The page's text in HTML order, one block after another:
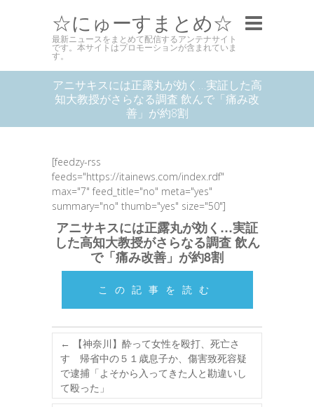
☆にゅーすまとめ☆
最新ニュースをまとめて配信するアンテナサイト
です。本サイトはプロモーションが含まれていま
す。
アニサキスには正露丸が効く…実証した高
知大教授がさらなる調査 飲んで「痛み改
善」が約8割
[feedzy-rss
feeds="https://itainews.com/index.rdf"
max="7" feed_title="no" meta="yes"
summary="no" thumb="yes" size="50"]
アニサキスには正露丸が効く…実証
した高知大教授がさらなる調査 飲ん
で「痛み改善」が約8割
この記事を読む
←
【神奈川】酔って女性を殴打、死亡さ
す 帰省中の５１歳息子か、傷害致死容疑
で逮捕「よそから入ってきた人と勘違いし
て殴った」